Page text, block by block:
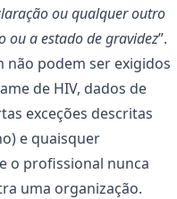
ou qualquer outro
ou a estado de gravidez”.
podem ser exigidos
de HIV, dados de
exceções descritas
e quaisquer
o profissional nunca
uma organização.